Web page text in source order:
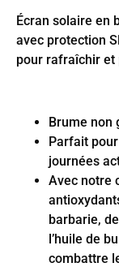
Écran solaire en
avec protection
pour rafraîchir et
Brume non
Parfait
journées
Avec notre
barbarie,
l’huile de
combattre